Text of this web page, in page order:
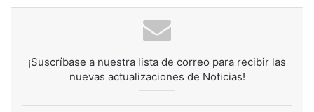
¡Suscríbase a nuestra lista de correo para recibir las
nuevas actualizaciones de Noticias!